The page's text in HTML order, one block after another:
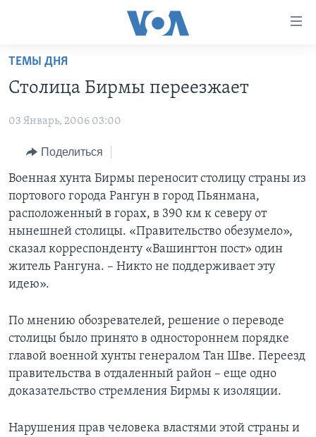
Перейти
основной
Перейти
навигации
Перейти
поиск
ПРОГРАММЫ
АМЕРИКА
НОВОСТИ ЗА МИНУТУ
ИТОГИ
ПОЧЕМУ ЭТО ВАЖНО?
ДИСКУССИЯ VOA
ДЕТАЛИ
ПРОЕКТЫ
УЧИМ АНГЛИЙСКИЙ
НАША АМЕРИКАНСКАЯ ИСТОРИЯ
А КАК В АМЕРИКЕ?
АРТЕФАКТЫ
АМЕРИКАНСКИЕ ГОРОДКИ
ЭКСПЕРТИЗА
ИНТЕРВЬЮ
ФАКТЫ ПРОТИВ ФЕЙКОВ
ЗА СВОБОДУ ПРЕССЫ
УЧИМ АНГЛИЙСКИЙ
ВИДЕО
Learning English
СОЦИАЛЬНЫЕ СЕТИ
ТЕМЫ ДНЯ
Столица Бирмы переезжает
03 Январь, 2006 03:00
Поделиться
Военная хунта Бирмы переносит столицу страны из
портового города Рангун в город Пьянмана,
расположенный в горах, в 390 км к северу от
нынешней столицы. «Правительство обезумело»,
сказал корреспонденту «Вашингтон пост» один
житель Рангуна. – Никто не поддерживает эту
идею».
По мнению обозревателей, решение о переводе
столицы было принято в одностороннем порядке
главой военной хунты генералом Тан Шве. Переезд
правительства в отдаленный район – еще одно
доказательство стремления Бирмы к изоляции.
Нарушения прав человека властями этой страны и